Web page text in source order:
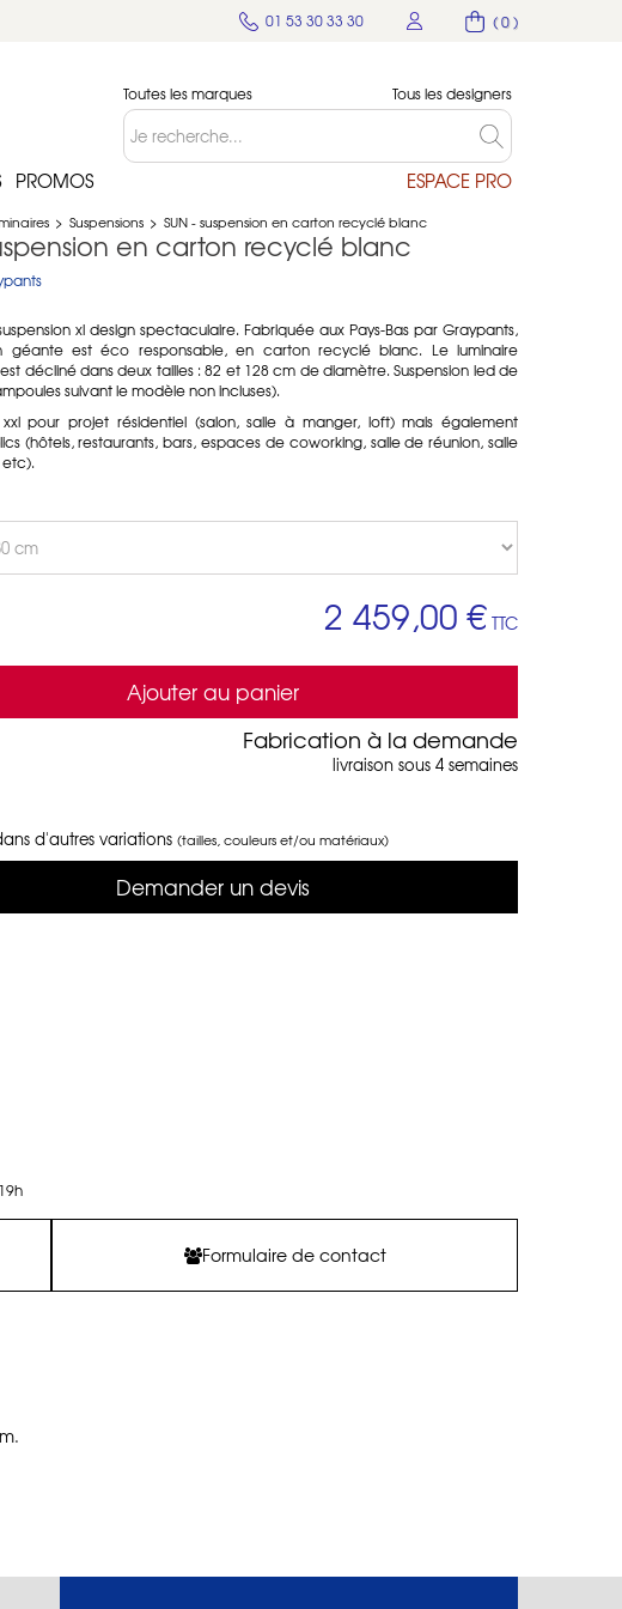
( 0 )
01 53 30 33 30
Toutes les marques Tous les designers
PROMOS ESPACE PRO
> Suspensions > SUN - suspension en carton recyclé blanc
en carton recyclé blanc
xl design spectaculaire. Fabriquée aux Pays-Bas par Graypants,
géante est éco responsable, en carton recyclé blanc. Le luminaire
décliné dans deux tailles : 82 et 128 cm de diamètre. Suspension led de
suivant le modèle non incluses).
xxl pour projet résidentiel (salon, salle à manger, loft) mais également
(hôtels, restaurants, bars, espaces de coworking, salle de réunion, salle
2 459,00 € TTC
Ajouter au panier
Fabrication à la demande
livraison sous 4 semaines
d'autres variations (tailles, couleurs et/ou matériaux)
Demander un devis
Formulaire de contact